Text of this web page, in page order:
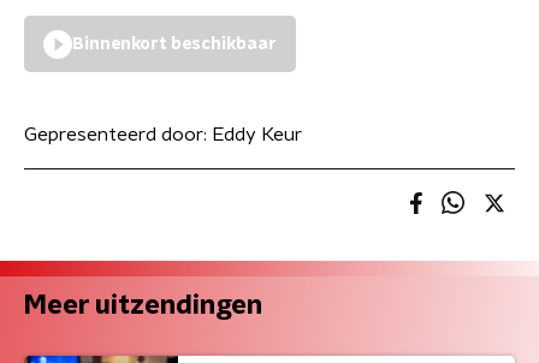
Binnenkort beschikbaar
Gepresenteerd door: Eddy Keur
Meer uitzendingen